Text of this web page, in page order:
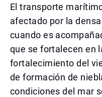
El transporte
afectado por la
cuando es
que se fortalecen en
fortalecimiento del
de formación de
condiciones del mar